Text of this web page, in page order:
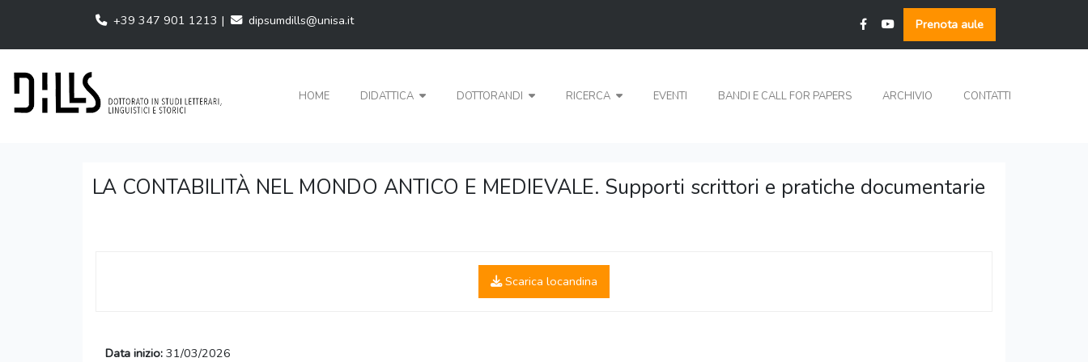
+39 347 901 1213 | dipsumdills@unisa.it Prenota aule
HOME DIDATTICA DOTTORANDI RICERCA EVENTI BANDI E CALL FOR PAPERS ARCHIVIO CONTATTI
LA CONTABILITÀ NEL MONDO ANTICO E MEDIEVALE. Supporti scrittori e pratiche documentarie
Scarica locandina
Data inizio: 31/03/2026